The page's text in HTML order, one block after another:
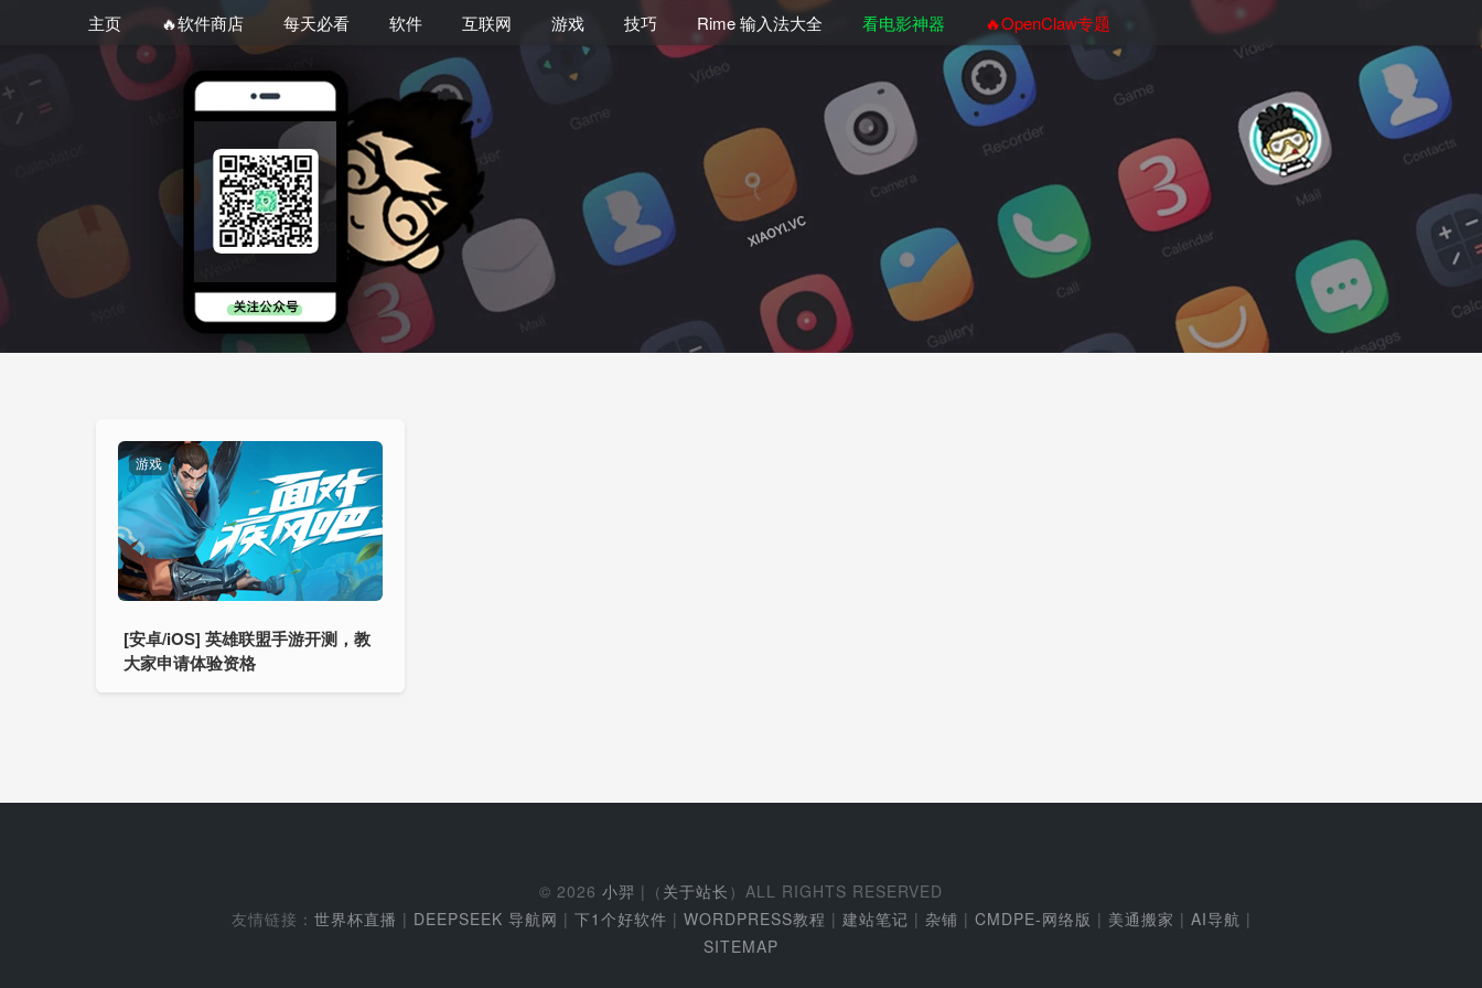
主页 🔥软件商店 每天必看 软件 互联网 游戏 技巧 Rime 输入法大全 看电影神器 🔥OpenClaw专题
游戏
[安卓/iOS] 英雄联盟手游开测，教
大家申请体验资格
© 2026 小羿 |（ 关于站长 ）ALL RIGHTS RESERVED
友情链接： 世界杯直播 | DEEPSEEK 导航网 | 下1个好软件 | WORDPRESS教程 | 建站笔记 | 杂铺 | CMDPE-网络版 | 美通搬家 | AI导航 |
SITEMAP